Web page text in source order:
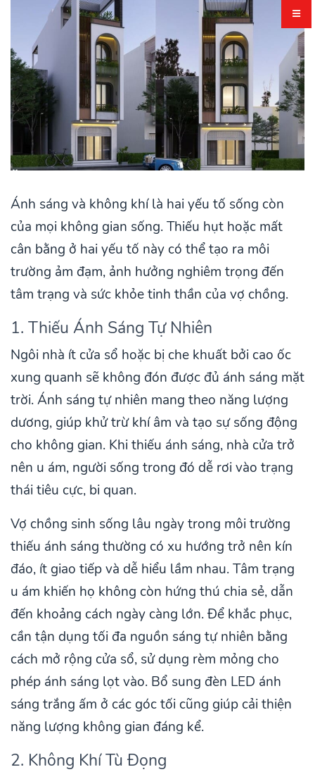
Ánh sáng và không khí là hai yếu tố sống còn
của mọi không gian sống. Thiếu hụt hoặc mất
cân bằng ở hai yếu tố này có thể tạo ra môi
trường ảm đạm, ảnh hưởng nghiêm trọng đến
tâm trạng và sức khỏe tinh thần của vợ chồng.
1. Thiếu Ánh Sáng Tự Nhiên
Ngôi nhà ít cửa sổ hoặc bị che khuất bởi cao ốc
xung quanh sẽ không đón được đủ ánh sáng mặt
trời. Ánh sáng tự nhiên mang theo năng lượng
dương, giúp khử trừ khí âm và tạo sự sống động
cho không gian. Khi thiếu ánh sáng, nhà cửa trở
nên u ám, người sống trong đó dễ rơi vào trạng
thái tiêu cực, bi quan.
Vợ chồng sinh sống lâu ngày trong môi trường
thiếu ánh sáng thường có xu hướng trở nên kín
đáo, ít giao tiếp và dễ hiểu lầm nhau. Tâm trạng
u ám khiến họ không còn hứng thú chia sẻ, dẫn
đến khoảng cách ngày càng lớn. Để khắc phục,
cần tận dụng tối đa nguồn sáng tự nhiên bằng
cách mở rộng cửa sổ, sử dụng rèm mỏng cho
phép ánh sáng lọt vào. Bổ sung đèn LED ánh
sáng trắng ấm ở các góc tối cũng giúp cải thiện
năng lượng không gian đáng kể.
2. Không Khí Tù Đọng